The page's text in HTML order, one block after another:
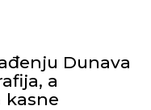
Dunava
a
kasne